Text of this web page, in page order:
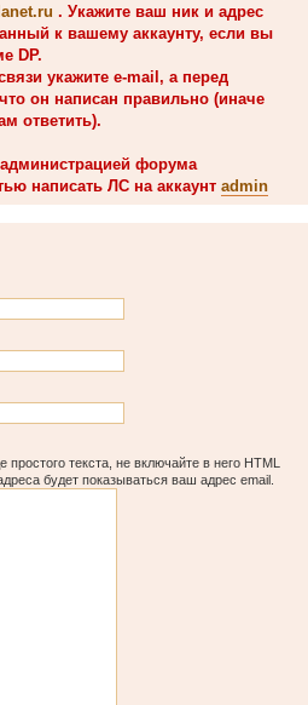
. Укажите ваш ник и адрес
к вашему аккаунту, если вы
DP.
укажите e-mail, а перед
он написан правильно (иначе
ответить).
форума
написать ЛС на аккаунт admin
текста, не включайте в него HTML
будет показываться ваш адрес email.